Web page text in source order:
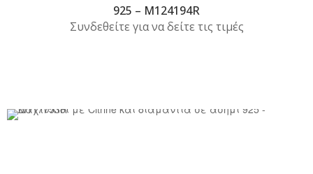
925 – M124194R
Συνδεθείτε για να δείτε τις τιμές